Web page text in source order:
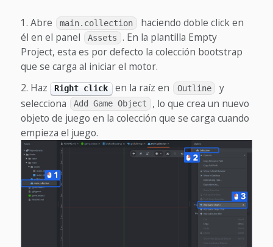
Abre main.collection
haciendo doble click en
él en el panel
Assets
. En la plantilla Empty
Project, esta es por defecto la colección bootstrap
que se carga al iniciar el motor.
Haz
Right click en la raíz en Outline
y
selecciona
Add Game Object
, lo que crea un nuevo
objeto de juego en la colección que se carga cuando
empieza el juego.